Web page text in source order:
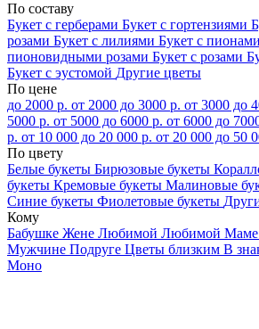
По составу
Букет с герберами Букет с гортензиями
розами Букет с лилиями Букет с пионами
пионовидными розами Букет с розами
Букет с эустомой Другие цветы
По цене
до 2000 р. от 2000 до 3000 р. от 3000 до
5000 р. от 5000 до 6000 р. от 6000 до
р. от 10 000 до 20 000 р. от 20 000 до 50
По цвету
Белые букеты Бирюзовые букеты
букеты Кремовые букеты Малиновые
Синие букеты Фиолетовые букеты
Кому
Бабушке Жене Любимой Любимой Маме
Мужчине Подруге Цветы близким В
Моно